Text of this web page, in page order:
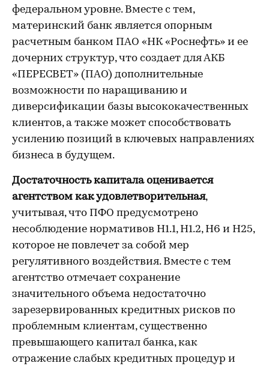
федеральном уровне. Вместе с тем,
материнский банк является опорным
расчетным банком ПАО «НК «Роснефть» и ее
дочерних структур, что создает для АКБ
«ПЕРЕСВЕТ» (ПАО) дополнительные
возможности по наращиванию и
диверсификации базы высококачественных
клиентов, а также может способствовать
усилению позиций в ключевых направлениях
бизнеса в будущем.
Достаточность капитала оценивается
агентством как удовлетворительная,
учитывая, что ПФО предусмотрено
несоблюдение нормативов Н1.1, Н1.2, Н6 и Н25,
которое не повлечет за собой мер
регулятивного воздействия. Вместе с тем
агентство отмечает сохранение
значительного объема недостаточно
зарезервированных кредитных рисков по
проблемным клиентам, существенно
превышающего капитал банка, как
отражение слабых кредитных процедур и